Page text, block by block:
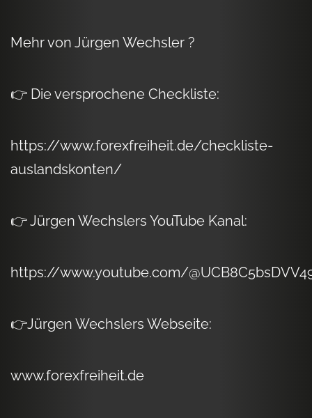
Mehr von Jürgen Wechsler ?
👉 Die versprochene Checkliste:
https://www.forexfreiheit.de/checkliste-
auslandskonten/
👉 Jürgen Wechslers YouTube Kanal:
https://www.youtube.com/
👉Jürgen Wechslers Webseite:
www.forexfreiheit.de